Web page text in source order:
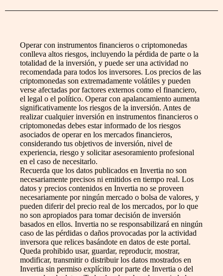
Operar con instrumentos financieros o criptomonedas
conlleva altos riesgos, incluyendo la pérdida de parte o la
totalidad de la inversión, y puede ser una actividad no
recomendada para todos los inversores. Los precios de las
criptomonedas son extremadamente volátiles y pueden
verse afectadas por factores externos como el financiero,
el legal o el político. Operar con apalancamiento aumenta
significativamente los riesgos de la inversión. Antes de
realizar cualquier inversión en instrumentos financieros o
criptomonedas debes estar informado de los riesgos
asociados de operar en los mercados financieros,
considerando tus objetivos de inversión, nivel de
experiencia, riesgo y solicitar asesoramiento profesional
en el caso de necesitarlo.
Recuerda que los datos publicados en Invertia no son
necesariamente precisos ni emitidos en tiempo real. Los
datos y precios contenidos en Invertia no se proveen
necesariamente por ningún mercado o bolsa de valores, y
pueden diferir del precio real de los mercados, por lo que
no son apropiados para tomar decisión de inversión
basados en ellos. Invertia no se responsabilizará en ningún
caso de las pérdidas o daños provocadas por la actividad
inversora que relices basándote en datos de este portal.
Queda prohibido usar, guardar, reproducir, mostrar,
modificar, transmitir o distribuir los datos mostrados en
Invertia sin permiso explícito por parte de Invertia o del